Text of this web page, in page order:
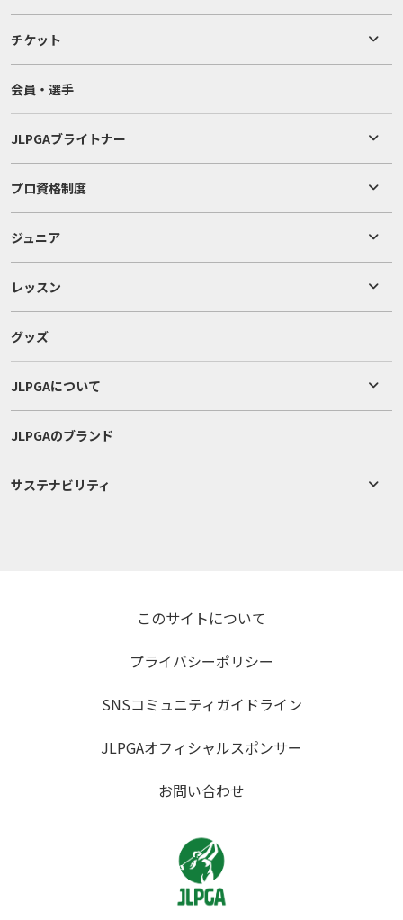
チケット
会員・選手
JLPGAブライトナー
プロ資格制度
ジュニア
レッスン
グッズ
JLPGAについて
JLPGAのブランド
サステナビリティ
このサイトについて
プライバシーポリシー
SNSコミュニティガイドライン
JLPGAオフィシャルスポンサー
お問い合わせ